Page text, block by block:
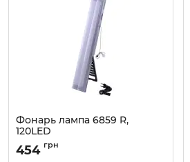
Фонарь лампа 6859 R,
120LED
Артикул:6859R
454 грн